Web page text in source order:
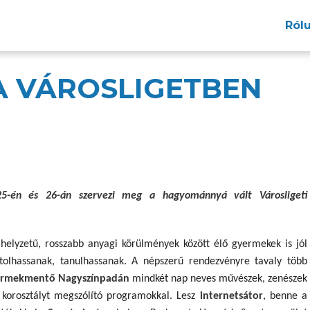
VÁROSLIGETBEN
én és 26-án szervezi meg a hagyománnyá vált Városligeti
rosszabb anyagi körülmények között élő gyermekek is jól
tanulhassanak. A népszerű rendezvényre tavaly több
Nagyszínpadán mindkét nap neves művészek, zenészek
megszólító programokkal. Lesz internetsátor, benne a